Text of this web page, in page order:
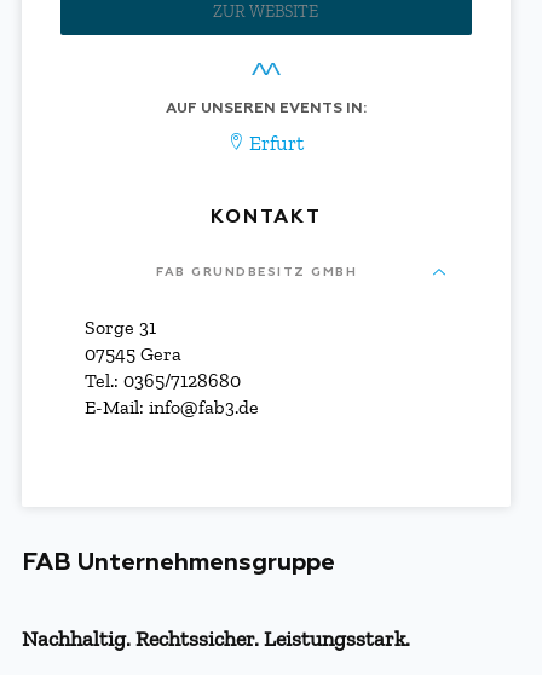
ZUR WEBSITE
AUF UNSEREN EVENTS IN:
Erfurt
KONTAKT
FAB GRUNDBESITZ GMBH
Sorge 31
07545 Gera
Tel.: 0365/7128680
E-Mail: info@fab3.de
FAB Unternehmensgruppe
Nachhaltig. Rechtssicher. Leistungsstark.